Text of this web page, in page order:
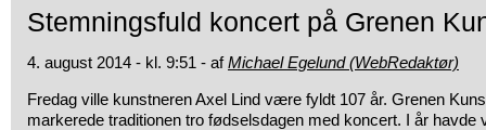
Stemningsfuld koncert på Grenen
4. august 2014 - kl. 9:51 - afMichael Egelund (WebRedaktør)
Fredag ville kunstneren Axel Lind være fyldt 107 år. Grenen
markerede traditionen tro fødselsdagen med koncert. I år havde